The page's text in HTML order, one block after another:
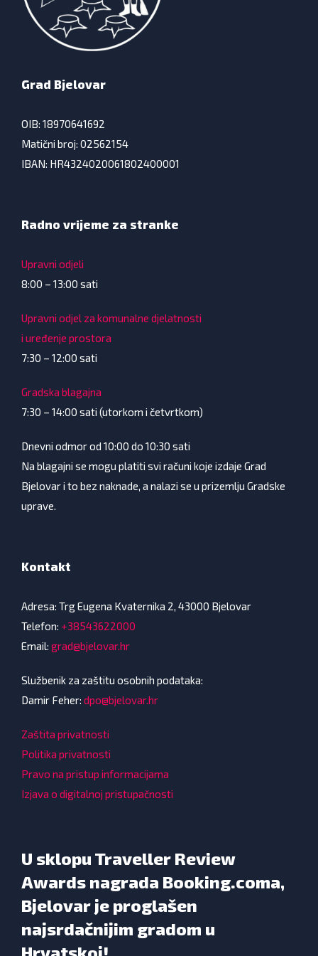
Grad Bjelovar
OIB: 18970641692
Matični broj: 02562154
IBAN: HR4324020061802400001
Radno vrijeme za stranke
Upravni odjeli
8:00 – 13:00 sati
Upravni odjel za komunalne djelatnosti
i uređenje prostora
7:30 – 12:00 sati
Gradska blagajna
7:30 – 14:00 sati (utorkom i četvrtkom)
Dnevni odmor od 10:00 do 10:30 sati
Na blagajni se mogu platiti svi računi koje izdaje Grad
Bjelovar i to bez naknade, a nalazi se u prizemlju Gradske
uprave.
Kontakt
Adresa: Trg Eugena Kvaternika 2, 43000 Bjelovar
Telefon: +38543622000
Email: grad@bjelovar.hr
Službenik za zaštitu osobnih podataka:
Damir Feher: dpo@bjelovar.hr
Zaštita privatnosti
Politika privatnosti
Pravo na pristup informacijama
Izjava o digitalnoj pristupačnosti
U sklopu Traveller Review
Awards nagrada Booking.coma,
Bjelovar je proglašen
najsrdačnijim gradom u